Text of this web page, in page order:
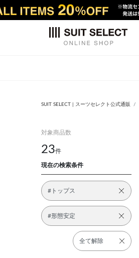
SUIT SELECT | スーツセレクト公式通販
対象商品数
23件
現在の検索条件
#トップス
#形態安定
全て解除